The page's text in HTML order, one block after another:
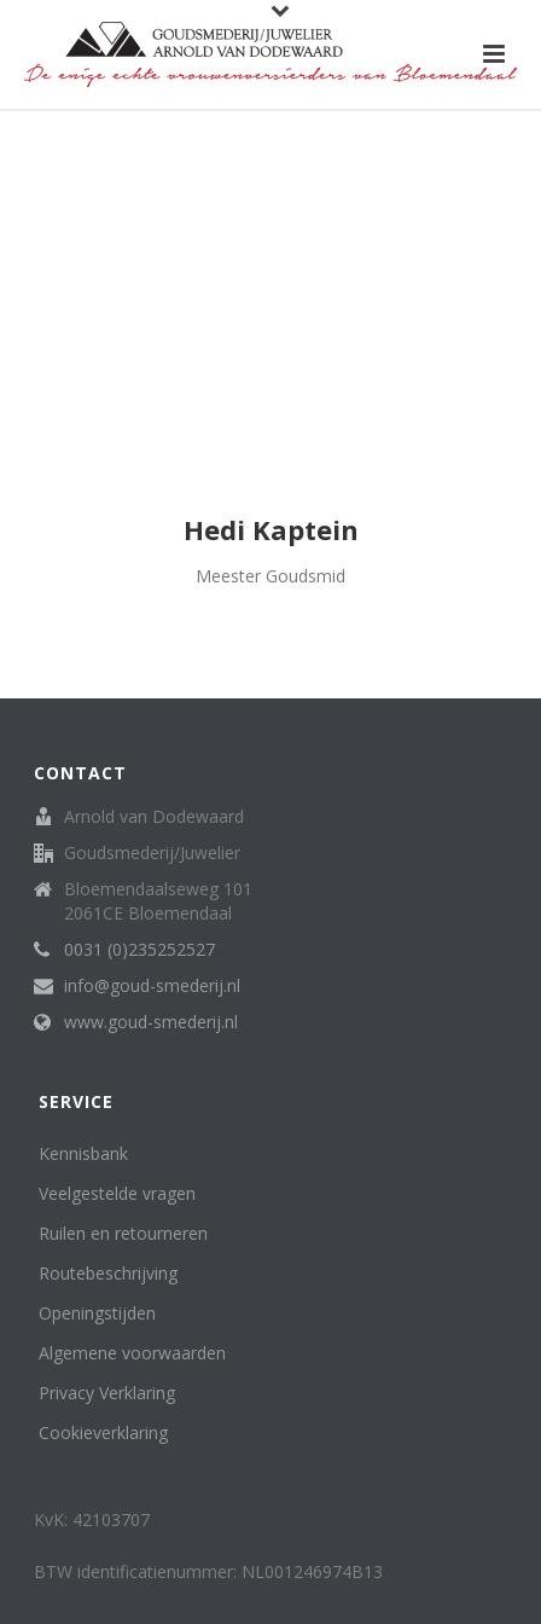
Hedi Kaptein
Meester Goudsmid
CONTACT
Arnold van Dodewaard
Goudsmederij/Juwelier
Bloemendaalseweg 101
2061CE Bloemendaal
0031 (0)235252527
info@goud-smederij.nl
www.goud-smederij.nl
SERVICE
Kennisbank
Veelgestelde vragen
Ruilen en retourneren
Routebeschrijving
Openingstijden
Algemene voorwaarden
Privacy Verklaring
Cookieverklaring
KvK: 42103707
BTW identificatienummer: NL001246974B13